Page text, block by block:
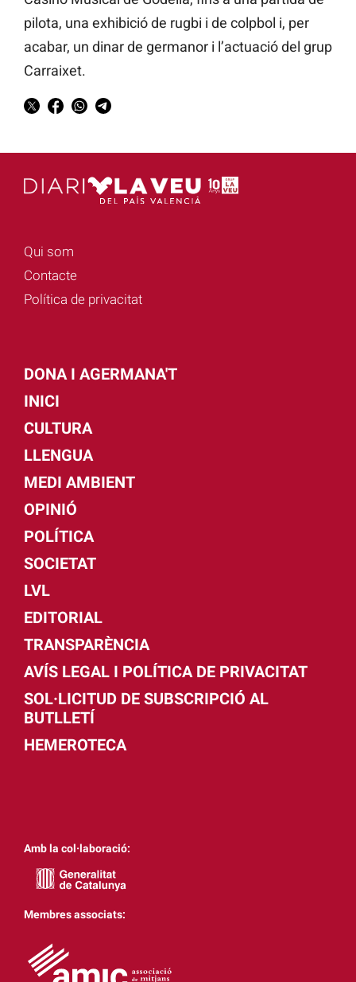
pilota, una exhibició de rugbi i de colpbol i, per
acabar, un dinar de germanor i l’actuació del grup
Carraixet.
Qui som
Contacte
Política de privacitat
DONA I AGERMANA'T
INICI
CULTURA
LLENGUA
MEDI AMBIENT
OPINIÓ
POLÍTICA
SOCIETAT
LVL
EDITORIAL
TRANSPARÈNCIA
AVÍS LEGAL I POLÍTICA DE PRIVACITAT
SOL·LICITUD DE SUBSCRIPCIÓ AL
BUTLLETÍ
HEMEROTECA
Amb la col·laboració:
Membres associats: